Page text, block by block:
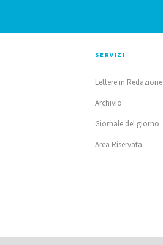
SERVIZI
Lettere in Redazione
Archivio
Giornale del giorno
Area Riservata